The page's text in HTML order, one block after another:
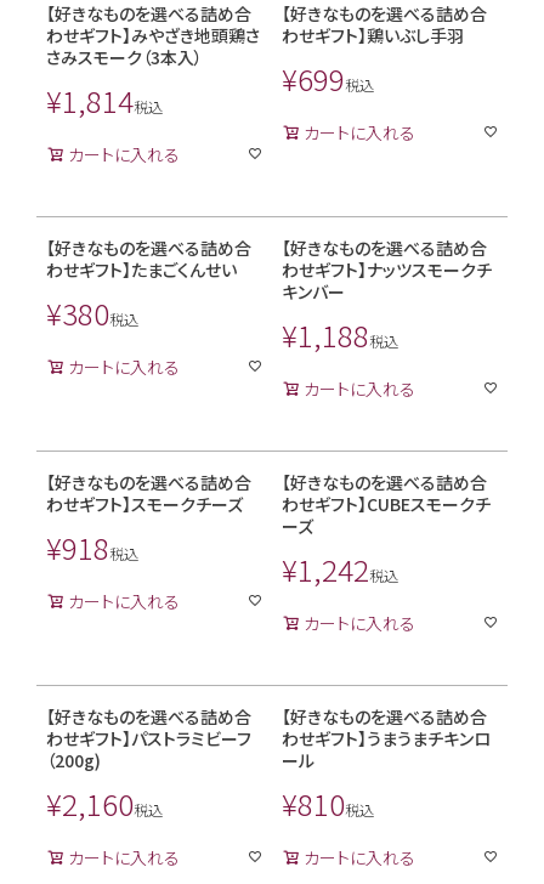
【好きなものを選べる詰め合
わせギフト】みやざき地頭鶏さ
さみスモーク（3本入）
¥1,814税込
カートに入れる
【好きなものを選べる詰め合
わせギフト】鶏いぶし手羽
¥699税込
カートに入れる
【好きなものを選べる詰め合
わせギフト】たまごくんせい
¥380税込
カートに入れる
【好きなものを選べる詰め合
わせギフト】ナッツスモークチ
キンバー
¥1,188税込
カートに入れる
【好きなものを選べる詰め合
わせギフト】スモークチーズ
¥918税込
カートに入れる
【好きなものを選べる詰め合
わせギフト】CUBEスモークチ
ーズ
¥1,242税込
カートに入れる
【好きなものを選べる詰め合
わせギフト】パストラミビーフ
（200g)
¥2,160税込
カートに入れる
【好きなものを選べる詰め合
わせギフト】うまうまチキンロ
ール
¥810税込
カートに入れる